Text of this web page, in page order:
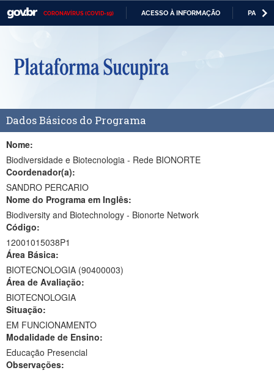
CORONAVÍRUS (COVID-19) ACESSO À INFORMAÇÃO
Casa Civil
Ministério da Defesa
Ministério da Economia
Ministério da Infraestrutura
Ministério da Agricultura, Pecuária e Abastecimento
Ministério da Educação
Ministério da Cidadania
Ministério da Saúde
Ministério da Ciência, Tecnologia, Inovações e Comunicações
Ministério do Meio Ambiente
Ministério do Turismo
Ministério do Desenvolvimento Regional
Dados Básicos do Programa
Nome:
Biodiversidade e Biotecnologia - Rede BIONORTE
Coordenador(a):
SANDRO PERCARIO
Nome do Programa em Inglês:
Biodiversity and Biotechnology - Bionorte Network
Código:
12001015038P1
Área Básica:
BIOTECNOLOGIA (90400003)
Área de Avaliação:
BIOTECNOLOGIA
Situação:
EM FUNCIONAMENTO
Modalidade de Ensino:
Educação Presencial
Observações: